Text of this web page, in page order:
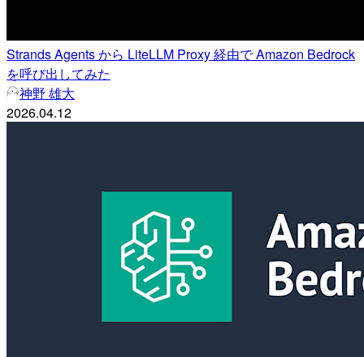
Strands Agents から LiteLLM Proxy 経由で Amazon Bedrock
を呼び出してみた
神野 雄大
2026.04.12